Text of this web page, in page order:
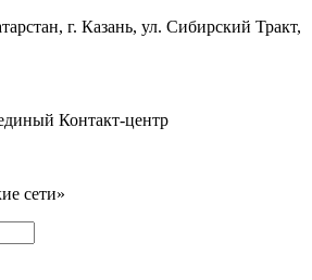
г. Казань, ул. Сибирский Тракт,
Контакт-центр
сети»